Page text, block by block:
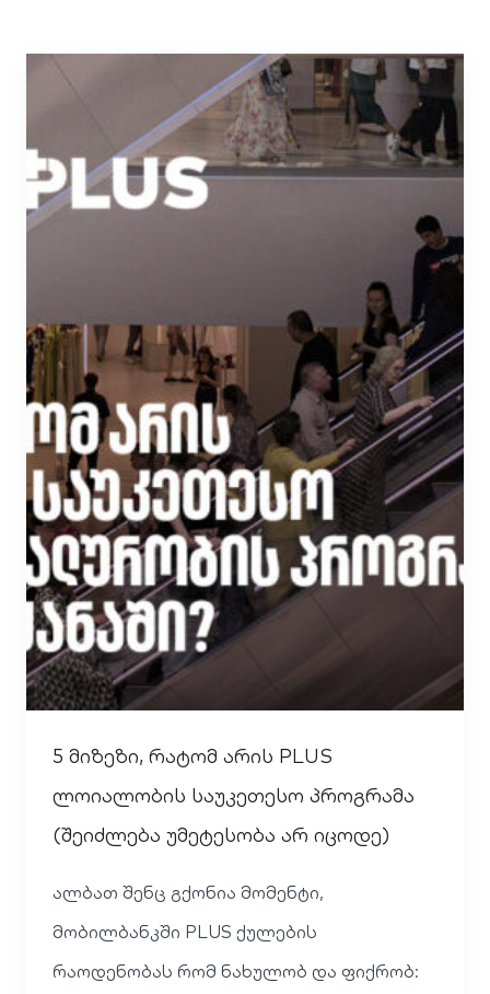
5 მიზეზი, რატომ არის PLUS
ლოიალობის საუკეთესო პროგრამა
(შეიძლება უმეტესობა არ იცოდე)
ალბათ შენც გქონია მომენტი,
მობილბანკში PLUS ქულების
რაოდენობას რომ ნახულობ და ფიქრობ: